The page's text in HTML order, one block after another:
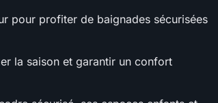
pour profiter de baignades sécurisées
la saison et garantir un confort